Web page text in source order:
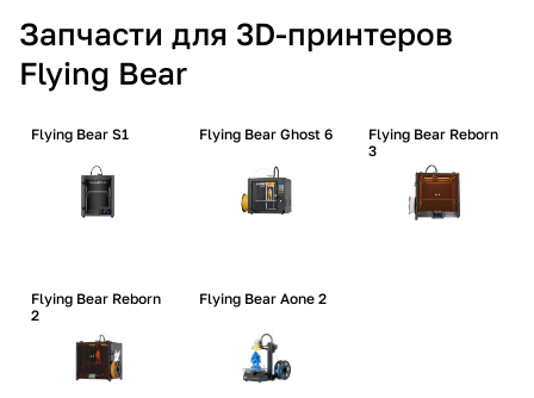
Запчасти для 3D-принтеров
Flying Bear
Flying Bear S1 Flying Bear Ghost 6
Flying Bear Reborn
3
Flying Bear Reborn
2
Flying Bear Aone 2